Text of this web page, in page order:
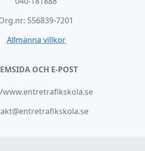
556839-7201
Allmänna villkor
OCH E-POST